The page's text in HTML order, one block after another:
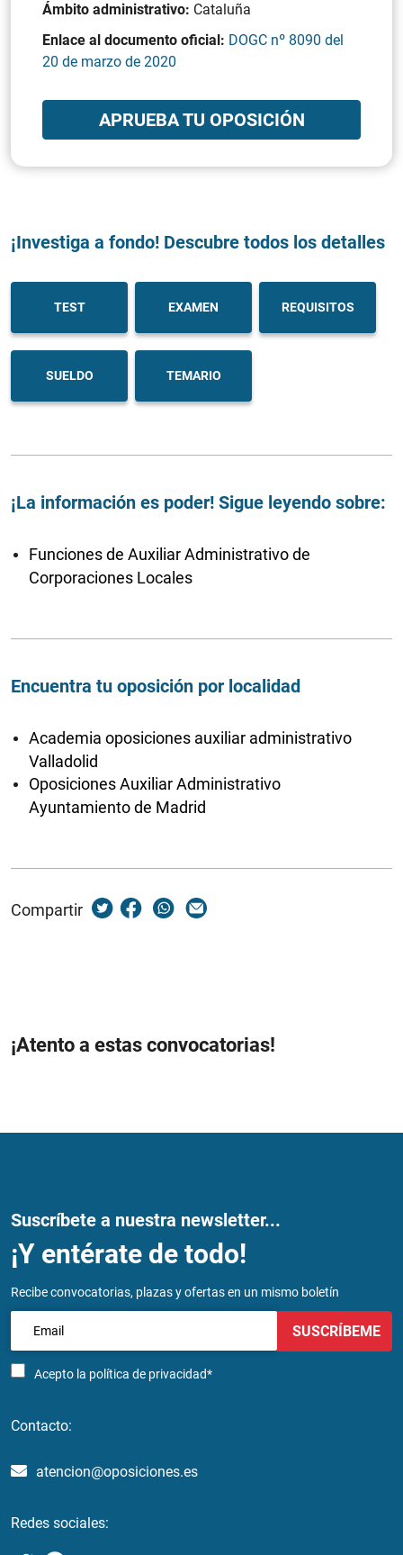
Ámbito administrativo: Cataluña
Enlace al documento oficial: DOGC nº 8090 del
20 de marzo de 2020
APRUEBA TU OPOSICIÓN
¡Investiga a fondo! Descubre todos los detalles
TEST EXAMEN REQUISITOS
SUELDO TEMARIO
¡La información es poder! Sigue leyendo sobre:
Funciones de Auxiliar Administrativo de
Corporaciones Locales
Encuentra tu oposición por localidad
Academia oposiciones auxiliar administrativo
Valladolid
Oposiciones Auxiliar Administrativo
Ayuntamiento de Madrid
Compartir
¡Atento a estas convocatorias!
Suscríbete a nuestra newsletter...
¡Y entérate de todo!
Recibe convocatorias, plazas y ofertas en un mismo boletín
Acepto la política de privacidad*
SUSCRÍBEME
Contacto:
atencion@oposiciones.es
Redes sociales: